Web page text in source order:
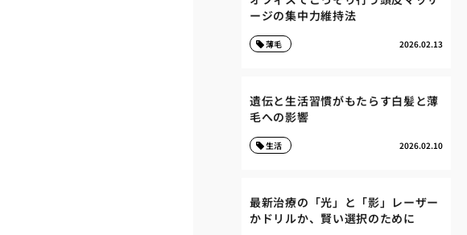
ージの集中力維持法
2026.02.13
薄毛
遺伝と生活習慣がもたらす白髪と薄
毛への影響
2026.02.10
生活
最新治療の「光」と「影」レーザー
かドリルか、賢い選択のために